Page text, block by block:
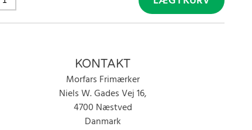
KONTAKT
Morfars Frimærker
Niels W. Gades Vej 16,
4700 Næstved
Danmark